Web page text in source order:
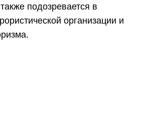
подозревается в
организации и